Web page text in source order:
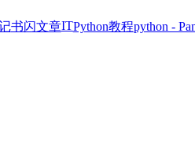
书闪文章ITPython教程python -